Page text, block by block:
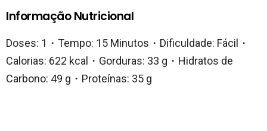
Informação Nutricional
Doses: 1・Tempo: 15 Minutos・Dificuldade: Fácil・
Calorias: 622 kcal・Gorduras: 33 g・Hidratos de
Carbono: 49 g・Proteínas: 35 g